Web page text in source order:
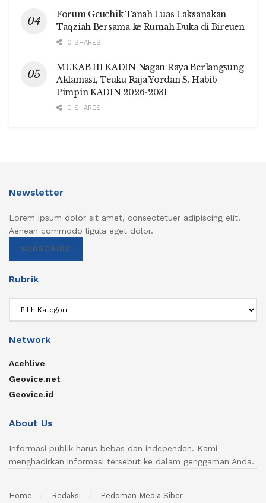
Forum Geuchik Tanah Luas Laksanakan
Taqziah Bersama ke Rumah Duka di Bireuen
0 SHARES
MUKAB III KADIN Nagan Raya Berlangsung
Aklamasi, Teuku Raja Yordan S. Habib
Pimpin KADIN 2026-2031
0 SHARES
Newsletter
Lorem ipsum dolor sit amet, consectetuer adipiscing elit.
Aenean commodo ligula eget dolor.
SUBSCRIBE
Rubrik
Network
Acehlive
Geovice.net
Geovice.id
About Us
Informasi publik harus bebas dan independen. Kami
menghadirkan informasi tersebut ke dalam genggaman Anda.
Home Redaksi Pedoman Media Siber